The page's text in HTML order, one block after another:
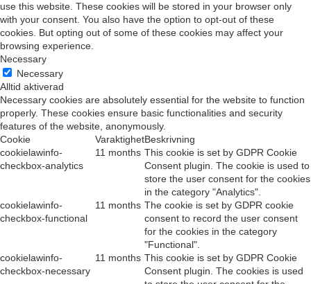
use this website. These cookies will be stored in your browser only
with your consent. You also have the option to opt-out of these
cookies. But opting out of some of these cookies may affect your
browsing experience.
Necessary
Necessary
Alltid aktiverad
Necessary cookies are absolutely essential for the website to function
properly. These cookies ensure basic functionalities and security
features of the website, anonymously.
Cookie
VaraktighetBeskrivning
cookielawinfo-
checkbox-analytics
11 months This cookie is set by GDPR Cookie
Consent plugin. The cookie is used to
store the user consent for the cookies
in the category "Analytics".
cookielawinfo-
checkbox-functional
11 months The cookie is set by GDPR cookie
consent to record the user consent
for the cookies in the category
"Functional".
cookielawinfo-
checkbox-necessary
11 months This cookie is set by GDPR Cookie
Consent plugin. The cookies is used